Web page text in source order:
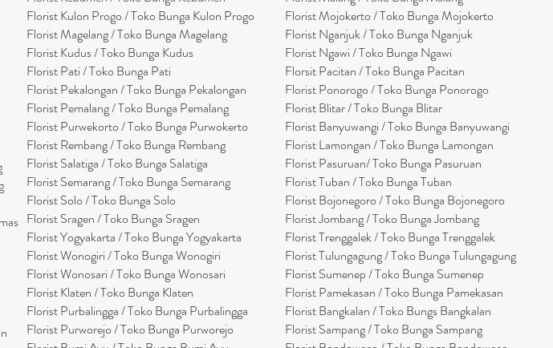
Florist Kulon Progo / Toko Bunga Kulon Progo
Florist Magelang / Toko Bunga Magelang
Florist Kudus / Toko Bunga Kudus
Florist Pati / Toko Bunga Pati
Florist Pekalongan / Toko Bunga Pekalongan
Florist Pemalang / Toko Bunga Pemalang
Florist Purwekorto / Toko Bunga Purwokerto
Florist Rembang / Toko Bunga Rembang
Florist Salatiga / Toko Bunga Salatiga
Florist Semarang / Toko Bunga Semarang
Florist Solo / Toko Bunga Solo
Florist Sragen / Toko Bunga Sragen
Florist Yogyakarta / Toko Bunga Yogyakarta
Florist Wonogiri / Toko Bunga Wonogiri
Florist Wonosari / Toko Bunga Wonosari
Florist Klaten / Toko Bunga Klaten
Florist Purbalingga / Toko Bunga Purbalingga
Florist Purworejo / Toko Bunga Purworejo
Florist Mojokerto / Toko Bunga Mojokerto
Florist Nganjuk / Toko Bunga Nganjuk
Florist Ngawi /Toko Bunga Ngawi
Florsit Pacitan / Toko Bunga Pacitan
Florist Ponorogo / Toko Bunga Ponorogo
Florist Blitar / Toko Bunga Blitar
Florist Banyuwangi / Toko Bunga Banyuwangi
Florist Lamongan / Toko Bunga Lamongan
Florist Pasuruan/ Toko Bunga Pasuruan
Florist Tuban / Toko Bunga Tuban
Florist Bojonegoro / Toko Bunga Bojonegoro
Florist Jombang / Toko Bunga Jombang
Florist Trenggalek / Toko Bunga Trenggalek
Florist Tulungagung / Toko Bunga Tulungagung
Florist Sumenep / Toko Bunga Sumenep
Florist Pamekasan / Toko Bunga Pamekasan
Florist Bangkalan / Toko Bungs Bangkalan
Florist Sampang / Toko Bunga Sampang